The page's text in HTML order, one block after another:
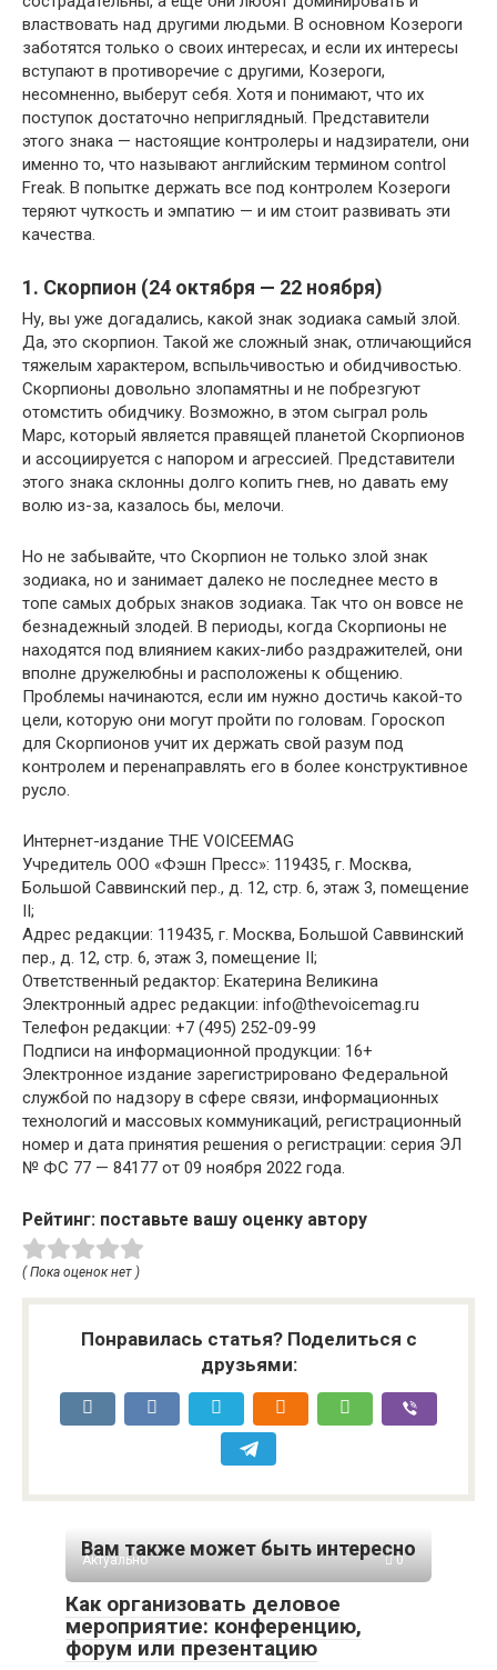
властвовать над другими людьми. В основном Козероги
заботятся только о своих интересах, и если их интересы
вступают в противоречие с другими, Козероги,
несомненно, выберут себя. Хотя и понимают, что их
поступок достаточно неприглядный. Представители
этого знака — настоящие контролеры и надзиратели, они
именно то, что называют английским термином control
Freak. В попытке держать все под контролем Козероги
теряют чуткость и эмпатию — и им стоит развивать эти
качества.
1. Скорпион (24 октября — 22 ноября)
Ну, вы уже догадались, какой знак зодиака самый злой.
Да, это скорпион. Такой же сложный знак, отличающийся
тяжелым характером, вспыльчивостью и обидчивостью.
Скорпионы довольно злопамятны и не побрезгуют
отомстить обидчику. Возможно, в этом сыграл роль
Марс, который является правящей планетой Скорпионов
и ассоциируется с напором и агрессией. Представители
этого знака склонны долго копить гнев, но давать ему
волю из-за, казалось бы, мелочи.
Но не забывайте, что Скорпион не только злой знак
зодиака, но и занимает далеко не последнее место в
топе самых добрых знаков зодиака. Так что он вовсе не
безнадежный злодей. В периоды, когда Скорпионы не
находятся под влиянием каких-либо раздражителей, они
вполне дружелюбны и расположены к общению.
Проблемы начинаются, если им нужно достичь какой-то
цели, которую они могут пройти по головам. Гороскоп
для Скорпионов учит их держать свой разум под
контролем и перенаправлять его в более конструктивное
русло.
Интернет-издание THE VOICEEMAG
Учредитель ООО «Фэшн Пресс»: 119435, г. Москва,
Большой Саввинский пер., д. 12, стр. 6, этаж 3, помещение
II;
Адрес редакции: 119435, г. Москва, Большой Саввинский
пер., д. 12, стр. 6, этаж 3, помещение II;
Ответственный редактор: Екатерина Великина
Электронный адрес редакции: info@thevoicemag.ru
Телефон редакции: +7 (495) 252-09-99
Подписи на информационной продукции: 16+
Электронное издание зарегистрировано Федеральной
службой по надзору в сфере связи, информационных
технологий и массовых коммуникаций, регистрационный
номер и дата принятия решения о регистрации: серия ЭЛ
№ ФС 77 — 84177 от 09 ноября 2022 года.
Рейтинг: поставьте вашу оценку автору
( Пока оценок нет )
Понравилась статья? Поделиться с
друзьями:
Вам также может быть интересно
Актуально 0
Как организовать деловое
мероприятие: конференцию,
форум или презентацию